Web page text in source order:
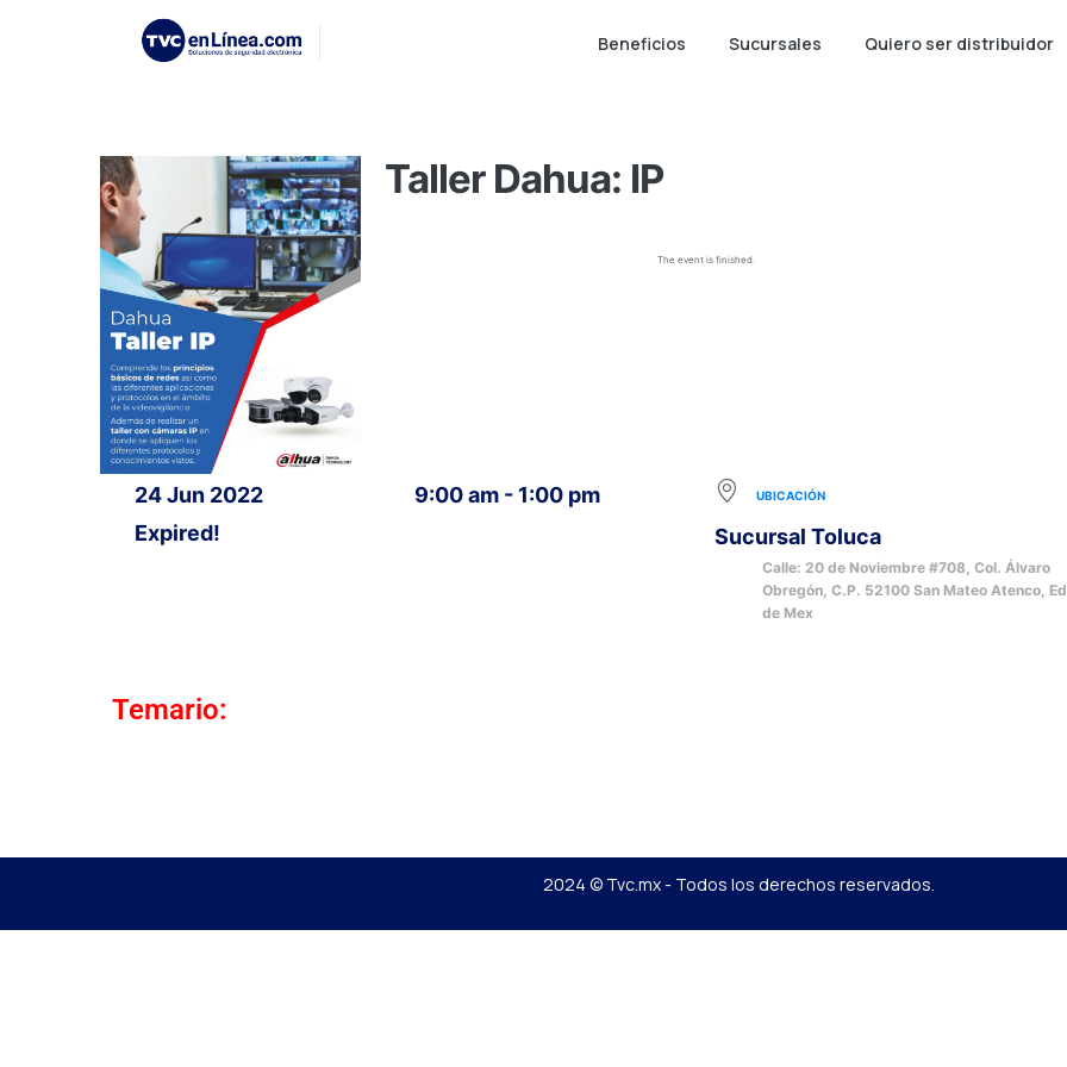
Beneficios Sucursales Quiero ser distribuidor
Taller Dahua: IP
The event is finished.
24 Jun 2022
Expired!
9:00 am - 1:00 pm UBICACIÓN
Sucursal Toluca
Calle: 20 de Noviembre #708, Col. Álvaro
Obregón, C.P. 52100 San Mateo Atenco,
de Mex
Temario:
2024 © Tvc.mx - Todos los derechos reservados.